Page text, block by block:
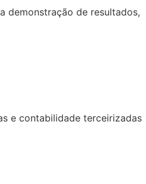
demonstração de resultados,
e contabilidade terceirizadas